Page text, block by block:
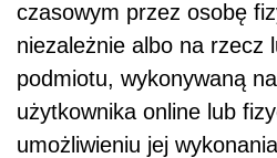
czasowym przez osobę
niezależnie albo na rzecz
podmiotu, wykonywaną
użytkownika online lub
umożliwieniu jej